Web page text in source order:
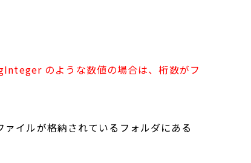
のような数値の場合は、桁数がフ
イルが格納されているフォルダにある